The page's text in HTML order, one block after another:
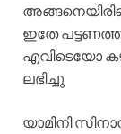
ഇതേ
എവിടെയോ
ലഭിച്ചു
യാമിനി